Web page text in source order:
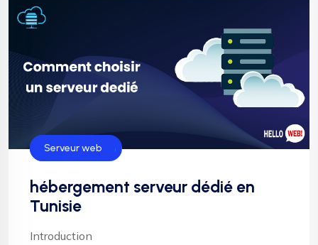
Hébergement
Serveur web
hébergement serveur dédié en
Tunisie
Introduction